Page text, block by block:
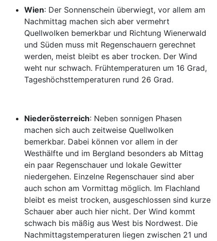
Wien: Der Sonnenschein überwiegt, vor allem am
Nachmittag machen sich aber vermehrt
Quellwolken bemerkbar und Richtung Wienerwald
und Süden muss mit Regenschauern gerechnet
werden, meist bleibt es aber trocken. Der Wind
weht nur schwach. Frühtemperaturen um 16 Grad,
Tageshöchsttemperaturen rund 26 Grad.
Niederösterreich: Neben sonnigen Phasen
machen sich auch zeitweise Quellwolken
bemerkbar. Dabei können vor allem in der
Westhälfte und im Bergland besonders ab Mittag
ein paar Regenschauer und lokale Gewitter
niedergehen. Einzelne Regenschauer sind aber
auch schon am Vormittag möglich. Im Flachland
bleibt es meist trocken, ausgeschlossen sind kurze
Schauer aber auch hier nicht. Der Wind kommt
schwach bis mäßig aus West bis Nordwest. Die
Nachmittagstemperaturen liegen zwischen 21 und